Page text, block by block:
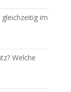
im
Welche